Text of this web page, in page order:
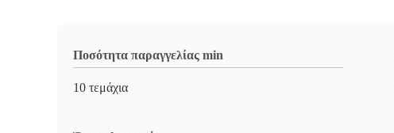
Ποσότητα παραγγελίας min
10 τεμάχια